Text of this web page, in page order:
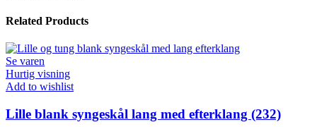
Related Products
Se varen
Hurtig visning
Add to wishlist
Lille blank syngeskål lang med efterklang (232)